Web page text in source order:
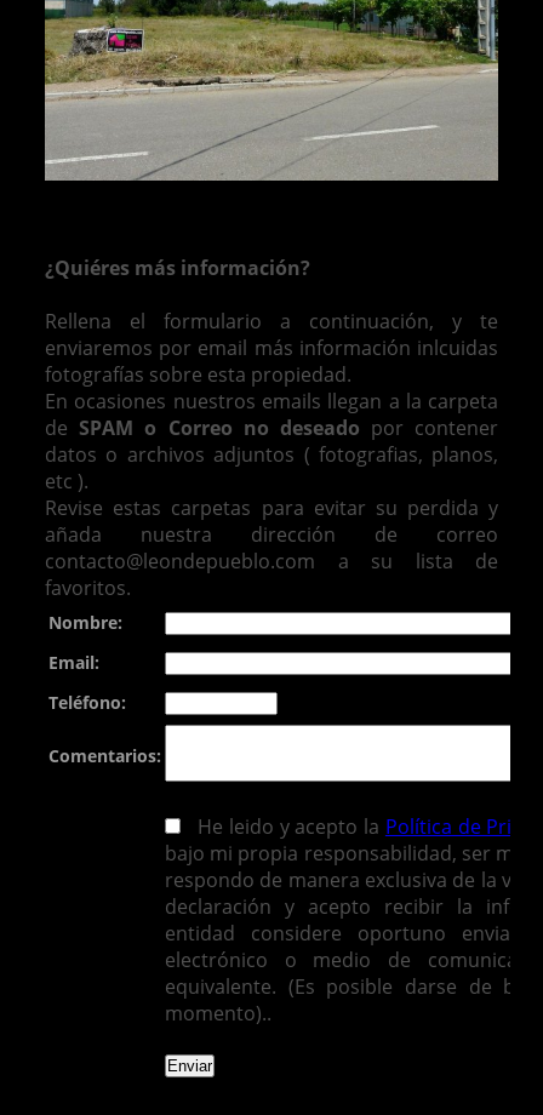
¿Quiéres más información?
Rellena el formulario a continuación, y te
enviaremos por email más información inlcuidas
fotografías sobre esta propiedad.
En ocasiones nuestros emails llegan a la carpeta
de SPAM o Correo no deseado por contener
datos o archivos adjuntos ( fotografias, planos,
etc ).
Revise estas carpetas para evitar su perdida y
añada nuestra dirección de correo
contacto@leondepueblo.com a su lista de
favoritos.
Nombre:
Email:
Teléfono:
Comentarios:
He leido y acepto la Política de
bajo mi propia responsabilidad, ser
respondo de manera exclusiva de la
declaración y acepto recibir la
entidad considere oportuno
electrónico o medio de
equivalente. (Es posible darse de
momento)..